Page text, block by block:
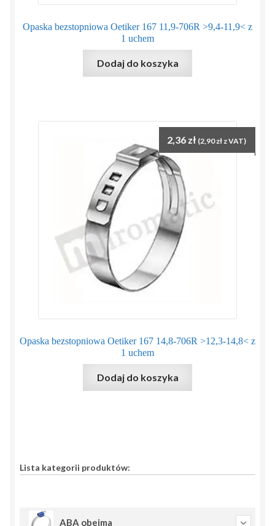
Opaska bezstopniowa Oetiker 167 11,9-706R >9,4-11,9< z
1 uchem
Dodaj do koszyka
Opaska bezstopniowa Oetiker 167 14,8-706R >12,3-14,8< z
1 uchem
2,36 zł (2,90złz VAT)
Dodaj do koszyka
Lista kategorii produktów:
ABA obejma